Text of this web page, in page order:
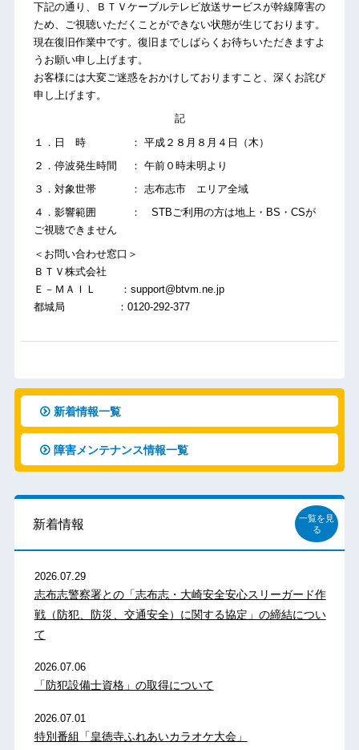
下記の通り、ＢＴＶケーブルテレビ放送サービスが幹線障害の
ため、ご視聴いただくことができない状態が生じております。
現在復旧作業中です。復旧までしばらくお待ちいただきますよ
うお願い申し上げます。
お客様には大変ご迷惑をおかけしておりますこと、深くお詫び
申し上げます。
記
１．日 時 ： 平成２８月８月４日（木）
２．停波発生時間 ： 午前０時未明より
３．対象世帯 ： 志布志市 エリア全域
４．影響範囲 ： STBご利用の方は地上・BS・CSが
ご視聴できません
＜お問い合わせ窓口＞
ＢＴＶ株式会社
Ｅ－ＭＡＩＬ ：support@btvm.ne.jp
都城局 ：0120-292-377
新着情報一覧
障害メンテナンス情報一覧
新着情報
一覧を見
る
2026.07.29
志布志警察署との「志布志・大崎安全安心スリーガード作
戦（防犯、防災、交通安全）に関する協定」の締結につい
て
2026.07.06
「防犯設備士資格」の取得について
2026.07.01
特別番組「皇徳寺ふれあいカラオケ大会」